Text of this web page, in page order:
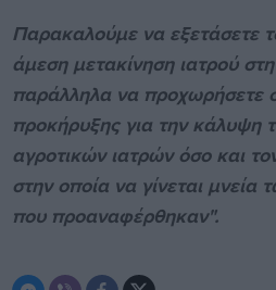
Παρακαλούμε να εξετάσετε
άμεση μετακίνηση ιατρού
παράλληλα να προχωρήσετε
προκήρυξης για την κάλυψη
αγροτικών ιατρών όσο και
στην οποία να γίνεται
που προαναφέρθηκαν".